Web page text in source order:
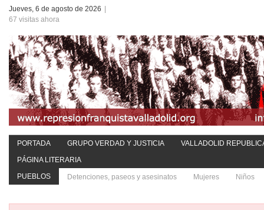
Jueves, 6 de agosto de 2026
67 visitas ahora
PORTADA GRUPO VERDAD Y JUSTICIA
VALLADOLID
PÁGINA LITERARIA
PUEBLOS
Detenciones, paseos y asesinatos Mujeres Niños